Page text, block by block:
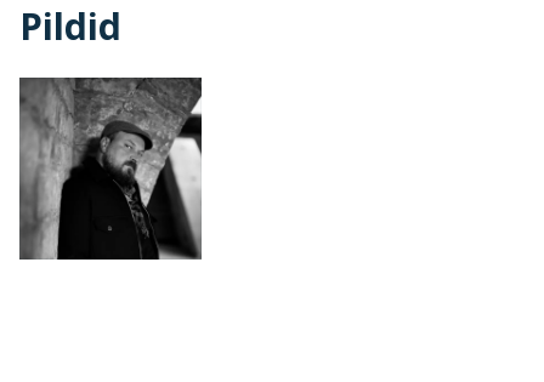
Pildid